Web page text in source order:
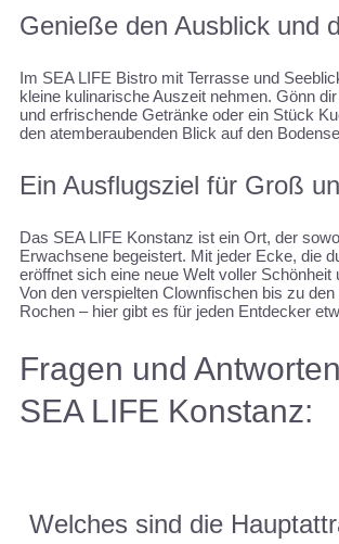
Genieße den Ausblick und
Im SEA LIFE Bistro mit Terrasse und
kleine kulinarische Auszeit nehmen. Gönn
und erfrischende Getränke oder ein Stück
den atemberaubenden Blick auf den
Ein Ausflugsziel für Groß
Das SEA LIFE Konstanz ist ein Ort, der
Erwachsene begeistert. Mit jeder Ecke, die
eröffnet sich eine neue Welt voller Schönheit
Von den verspielten Clownfischen bis zu den
Rochen – hier gibt es für jeden Entdecker
Fragen und
SEA LIFE Konstanz:
Welches sind die